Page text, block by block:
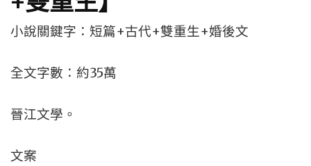
小說關鍵字：短篇+古代+雙重生+婚後文
全文字數：約35萬
晉江文學。
文案